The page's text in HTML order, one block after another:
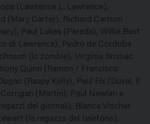
(Lawrence L. Lawrence),
(Mary Carter), Richard Carlson
Paul Lukas (Parada), Willie Best
di Lawrence), Pedro de Cordoba
(lo zombie), Virginia Brissac
Quinn (Ramon / Francisco
(Raspy Kelly), Paul Fix (Duval, il
(Martin), Paul Newlan e
dei giornali), Blanca Vischer
(la ragazza del telefono),